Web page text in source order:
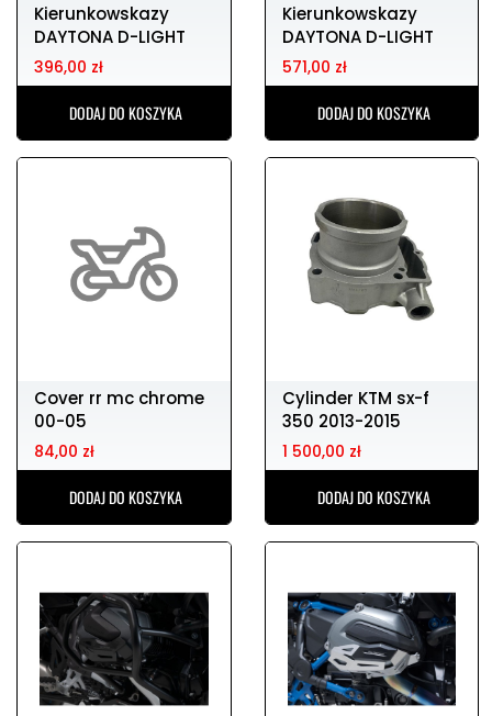
Kierunkowskazy
DAYTONA D-LIGHT
396,00 zł
DODAJ DO KOSZYKA
Kierunkowskazy
DAYTONA D-LIGHT
571,00 zł
DODAJ DO KOSZYKA
Cover rr mc chrome
00-05
84,00 zł
DODAJ DO KOSZYKA
Cylinder KTM sx-f
350 2013-2015
1 500,00 zł
DODAJ DO KOSZYKA